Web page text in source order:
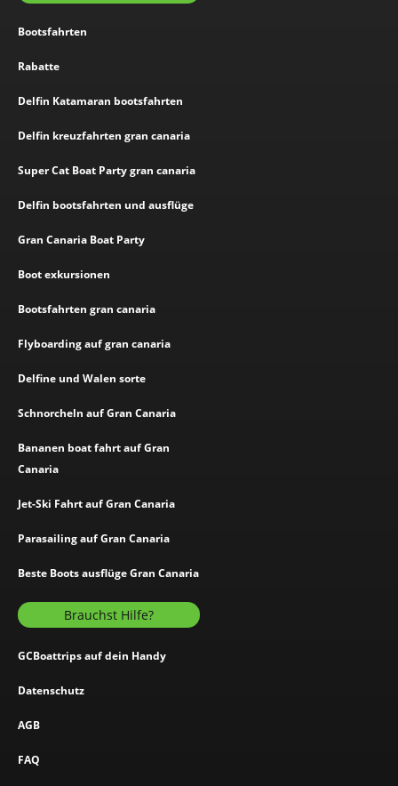
Bootsfahrten
Rabatte
Delfin Katamaran bootsfahrten
Delfin kreuzfahrten gran canaria
Super Cat Boat Party gran canaria
Delfin bootsfahrten und ausflüge
Gran Canaria Boat Party
Boot exkursionen
Bootsfahrten gran canaria
Flyboarding auf gran canaria
Delfine und Walen sorte
Schnorcheln auf Gran Canaria
Bananen boat fahrt auf Gran
Canaria
Jet-Ski Fahrt auf Gran Canaria
Parasailing auf Gran Canaria
Beste Boots ausflüge Gran Canaria
Brauchst Hilfe?
GCBoattrips auf dein Handy
Datenschutz
AGB
FAQ